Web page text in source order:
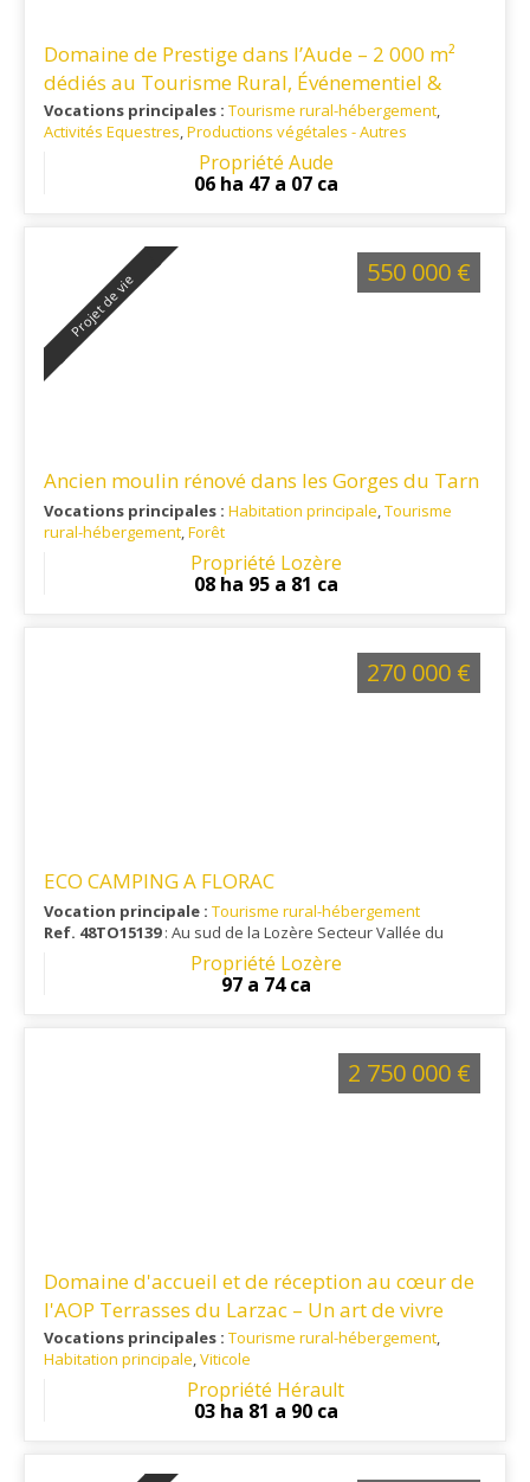
Domaine de Prestige dans l’Aude – 2 000 m²
dédiés au Tourisme Rural, Événementiel &
Séminaires
Vocations principales : Tourisme rural-hébergement,
Activités Equestres,Productions végétales - Autres
: Le domaine bénéficie d’une situation
géographique stratégique, 15 minutes de Castelnaudary, 45
minutes de Carcassonne et de son aéroport international.
Propriété Aude
06 ha 47 a 07 ca
Projet de vie
Ancien moulin rénové dans les Gorges du Tarn
Vocations principales : Habitation principale,Tourisme
rural-hébergement,Forêt
Propriété Lozère
08 ha 95 a 81 ca
550 000 €
ECO CAMPING A FLORAC
Vocation principale : Tourisme rural-hébergement
Ref. 48TO15139: Au sud de la Lozère Secteur Vallée du
Tarnon A 554 mètres d'altitudePropriété Lozère
97 a 74 ca
270 000 €
Domaine d'accueil et de réception au cœur de
l'AOP Terrasses du Larzac – Un art de vivre
entre vignes et garrigue
Vocations principales : Tourisme rural-hébergement,
Habitation principale,Viticole
: Montpellier - Clermont l'Hérault - Proximité
Propriété Hérault
03 ha 81 a 90 ca
2 750 000 €